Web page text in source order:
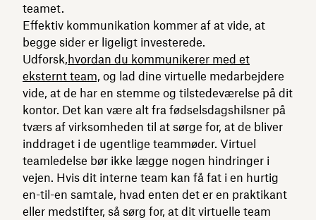
teamet.
Effektiv kommunikation kommer af at vide, at
begge sider er ligeligt investerede.
Udforsk,hvordan du kommunikerer med et
eksternt team, og lad dine virtuelle medarbejdere
vide, at de har en stemme og tilstedeværelse på dit
kontor. Det kan være alt fra fødselsdagshilsner på
tværs af virksomheden til at sørge for, at de bliver
inddraget i de ugentlige teammøder. Virtuel
teamledelse bør ikke lægge nogen hindringer i
vejen. Hvis dit interne team kan få fat i en hurtig
en-til-en samtale, hvad enten det er en praktikant
eller medstifter, så sørg for, at dit virtuelle team